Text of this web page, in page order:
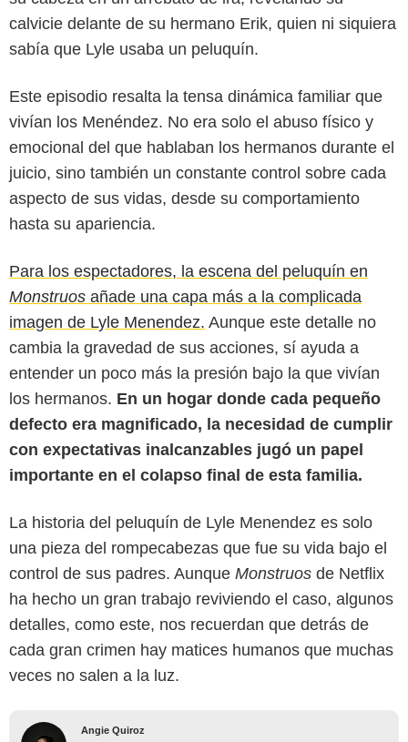
calvicie delante de su hermano Erik, quien ni siquiera
sabía que Lyle usaba un peluquín.
Este episodio resalta la tensa dinámica familiar que
vivían los Menéndez. No era solo el abuso físico y
emocional del que hablaban los hermanos durante el
juicio, sino también un constante control sobre cada
aspecto de sus vidas, desde su comportamiento
hasta su apariencia.
Para los espectadores, la escena del peluquín en
Monstruos añade una capa más a la complicada
imagen de Lyle Menendez. Aunque este detalle no
cambia la gravedad de sus acciones, sí ayuda a
entender un poco más la presión bajo la que vivían
los hermanos. En un hogar donde cada pequeño
defecto era magnificado, la necesidad de cumplir
con expectativas inalcanzables jugó un papel
importante en el colapso final de esta familia.
La historia del peluquín de Lyle Menendez es solo
una pieza del rompecabezas que fue su vida bajo el
control de sus padres. Aunque Monstruos de Netflix
ha hecho un gran trabajo reviviendo el caso, algunos
detalles, como este, nos recuerdan que detrás de
cada gran crimen hay matices humanos que muchas
veces no salen a la luz.
Angie Quiroz